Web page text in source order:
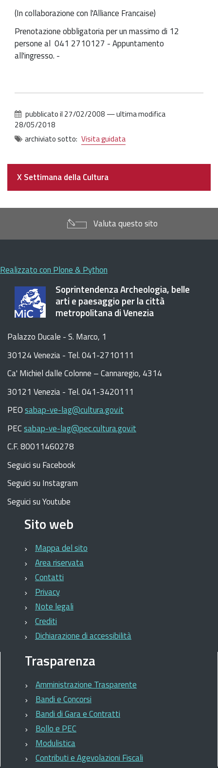
(In collaborazione con l'Alliance Francaise)
Prenotazione obbligatoria per un massimo di 12
persone al 041 2710127 - Appuntamento
all'ingresso. -
pubblicato il 27/02/2008 —ultima modifica
28/05/2018
archiviato sotto: Visita guidata
Navigazione
X Settimana della Cultura
Valuta questo sito
Realizzato con Plone & Python
Soprintendenza Archeologia, belle
arti e paesaggio per la città
metropolitana di Venezia
Palazzo Ducale - S. Marco, 1
30124 Venezia - Tel. 041-2710111
Ca' Michiel dalle Colonne – Cannaregio, 4314
30121 Venezia - Tel. 041-3420111
PEOsabap-ve-lag@cultura.gov.it
PECsabap-ve-lag@pec.cultura.gov.it
C.F. 80011460278
Seguici su Facebook
Seguici su Instagram
Seguici su Youtube
Sito web
Mappa del sito
Area riservata
Contatti
Privacy
Note legali
Crediti
Dichiarazione di accessibilità
Trasparenza
Amministrazione Trasparente
Bandi e Concorsi
Bandi di Gara e Contratti
Bollo e PEC
Modulistica
Contributi e Agevolazioni Fiscali